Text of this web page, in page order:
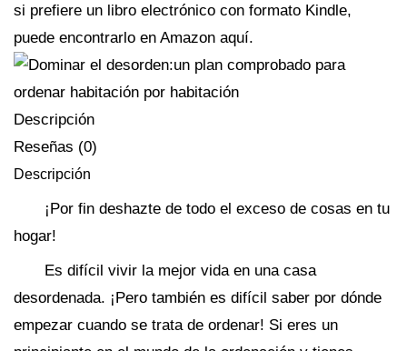
si prefiere un libro electrónico con formato Kindle,
puede encontrarlo en Amazon aquí.
Descripción
Reseñas (0)
Descripción
¡Por fin deshazte de todo el exceso de cosas en tu
hogar!
Es difícil vivir la mejor vida en una casa
desordenada. ¡Pero también es difícil saber por dónde
empezar cuando se trata de ordenar! Si eres un